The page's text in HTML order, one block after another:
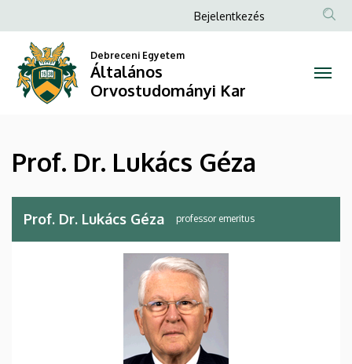
Dr.
Lukács
Géza
Általános
Orvostudományi
Kar
a
tartalomra
Anonim
menüje
Bejelentkezés
Debreceni Egyetem
Általános
Orvostudományi Kar
Prof. Dr. Lukács Géza
Prof. Dr. Lukács Géza professor emeritus